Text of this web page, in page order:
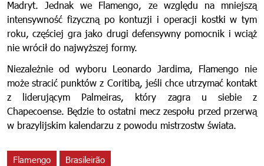
Madryt. Jednak we Flamengo, ze względu na mniejszą
intensywność fizyczną po kontuzji i operacji kostki w tym
roku, częściej gra jako drugi defensywny pomocnik i wciąż
nie wrócił do najwyższej formy.
Niezależnie od wyboru Leonardo Jardima, Flamengo nie
może stracić punktów z Coritibą, jeśli chce utrzymać kontakt
z liderującym Palmeiras, który zagra u siebie z
Chapecoense. Będzie to ostatni mecz zespołu przed przerwą
w brazylijskim kalendarzu z powodu mistrzostw świata.
Flamengo Brasileirão